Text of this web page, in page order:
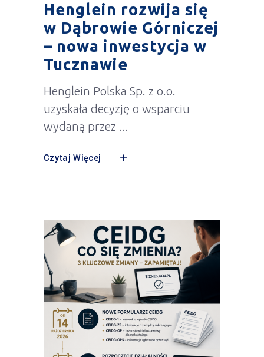
Henglein rozwija się
w Dąbrowie Górniczej
– nowa inwestycja w
Tucznawie
Henglein Polska Sp. z o.o.
uzyskała decyzję o wsparciu
wydaną przez
Czytaj Więcej